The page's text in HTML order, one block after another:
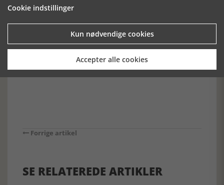
spændende viden om dansk historie i krigsårene. Vi kan
oven i købet glæde os videre over, at der er tale om et
forskningsinitiativ, der endnu er i sin indledende fase, og
hvor vi har lov til at forvente os mere fremover. Og sidst,
men ikke mindst kan vi glæde os til at komme på det nye
museum i Mosede Fortet, der efter planen åbner i august
Forrige artikel
SE RELATEREDE ARTIKLER
Cookie indstillinger
Kun nødvendige cookies
Accepter alle cookies